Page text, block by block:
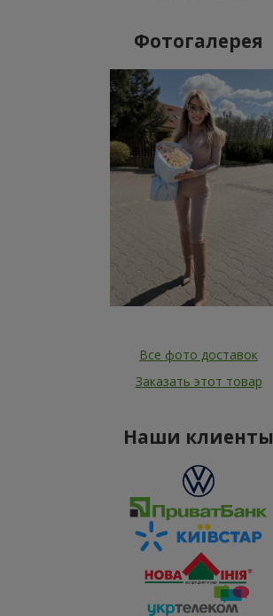
Фотогалерея
Все фото доставок
Заказать этот товар
Наши клиенты